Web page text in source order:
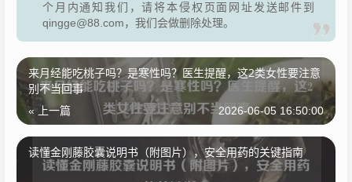
个月内通知我们，请将本侵权页面网址发送邮件到
qingge@88.com，我们会做删除处理。
来月经能吃桃子吗？是寒性吗？医生提醒，这2类女性要注意
别不当回事
« 上一篇 2026-06-05 16:50:00
读懂金刚藤胶囊说明书（附图片），安全用药的关键指南